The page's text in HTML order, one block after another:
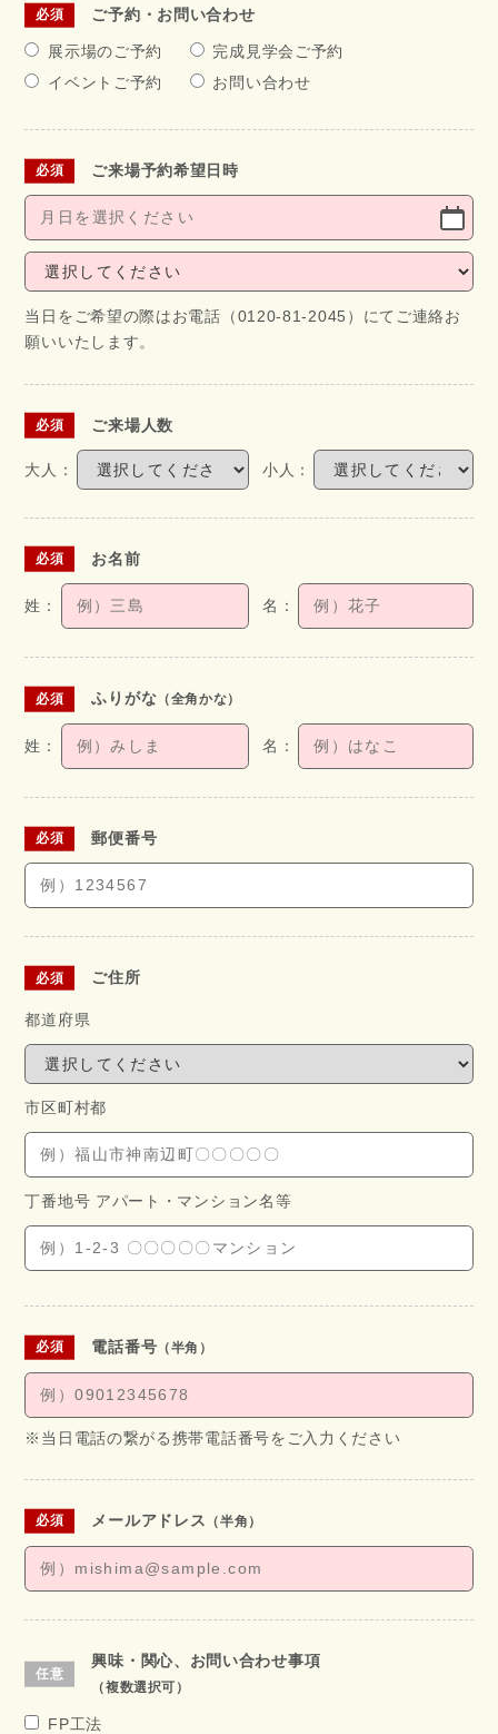
ご予約・お問い合わせ
展示場のご予約
完成見学会ご予約
イベントご予約
お問い合わせ
ご来場予約希望日時
当日をご希望の際はお電話（0120-81-2045）にてご連絡お
願いいたします。
ご来場人数
お名前
ふりがな （全角かな）
郵便番号
ご住所
都道府県
市区町村都
丁番地号 アパート・ マンション名等
電話番号 （半角）
※当日電話の繋がる携帯電話番号をご入力ください
メールアドレス （半角）
興味・関心、お問い合わせ事項
（複数選択可）
FP工法